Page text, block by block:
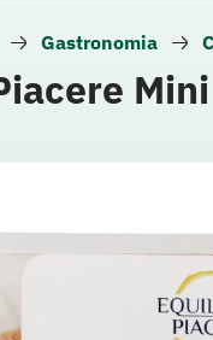
Gastronomia